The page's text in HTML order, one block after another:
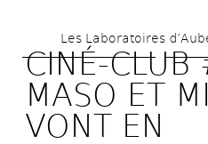
to
main
content
Les Laboratoires
CINÉ-
MASO ET
VONT EN